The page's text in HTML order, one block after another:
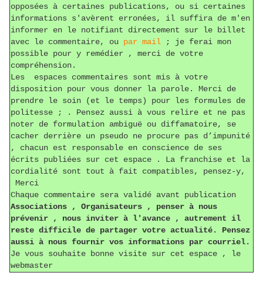
opposées à certaines publications, ou si certaines
informations s'avèrent erronées, il suffira de m'en
informer en le notifiant directement sur le billet
avec le commentaire, ou par mail ; je ferai mon
possible pour y remédier , merci de votre
compréhension.
Les espaces commentaires sont mis à votre
disposition pour vous donner la parole. Merci de
prendre le soin (et le temps) pour les formules de
politesse ; . Pensez aussi à vous relire et ne pas
noter de formulation ambiguë ou diffamatoire, se
cacher derrière un pseudo ne procure pas d’impunité
, chacun est responsable en conscience de ses
écrits publiées sur cet espace . La franchise et la
cordialité sont tout à fait compatibles, pensez-y,
Merci
Chaque commentaire sera validé avant publication
Associations , Organisateurs , penser à nous
prévenir , nous inviter à l'avance , autrement il
reste difficile de partager votre actualité. Pensez
aussi à nous fournir vos informations par courriel.
Je vous souhaite bonne visite sur cet espace , le
webmaster